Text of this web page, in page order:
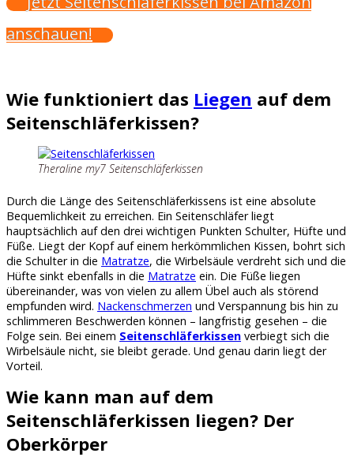
anschauen!
Wie funktioniert das Liegen auf dem
Seitenschläferkissen?
Theraline my7 Seitenschläferkissen
Durch die Länge des Seitenschläferkissens ist eine absolute
Bequemlichkeit zu erreichen. Ein Seitenschläfer liegt
hauptsächlich auf den drei wichtigen Punkten Schulter, Hüfte und
Füße. Liegt der Kopf auf einem herkömmlichen Kissen, bohrt sich
die Schulter in die Matratze, die Wirbelsäule verdreht sich und die
Hüfte sinkt ebenfalls in die Matratze ein. Die Füße liegen
übereinander, was von vielen zu allem Übel auch als störend
empfunden wird. Nackenschmerzen und Verspannung bis hin zu
schlimmeren Beschwerden können – langfristig gesehen – die
Folge sein. Bei einem Seitenschläferkissen verbiegt sich die
Wirbelsäule nicht, sie bleibt gerade. Und genau darin liegt der
Vorteil.
Wie kann man auf dem
Seitenschläferkissen liegen? Der
Oberkörper